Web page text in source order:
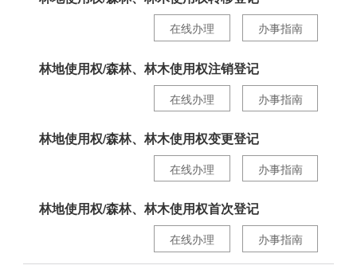
办事指南
在线办理
林地使用权/森林、林木使用权注销登记
办事指南
在线办理
林地使用权/森林、林木使用权变更登记
办事指南
在线办理
林地使用权/森林、林木使用权首次登记
办事指南
在线办理